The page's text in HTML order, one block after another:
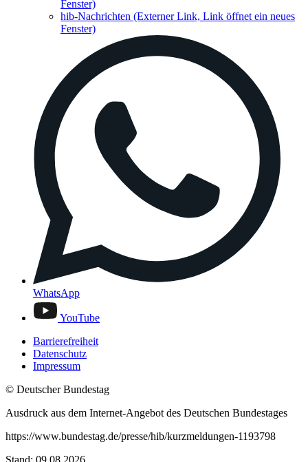
Fenster)
hib-Nachrichten (Externer Link, Link öffnet ein neues
Fenster)
WhatsApp
YouTube
Barrierefreiheit
Datenschutz
Impressum
© Deutscher Bundestag
Ausdruck aus dem Internet-Angebot des Deutschen Bundestages
https://www.bundestag.de/presse/hib/kurzmeldungen-1193798
Stand: 09.08.2026